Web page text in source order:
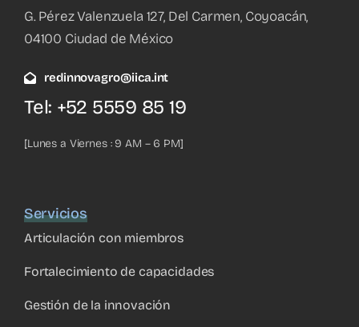
G. Pérez Valenzuela 127, Del Carmen, Coyoacán,
04100 Ciudad de México
redinnovagro@iica.int
Tel: +52 5559 85 19
[Lunes a Viernes : 9 AM – 6 PM]
Servicios
Articulación con miembros
Fortalecimiento de capacidades
Gestión de la innovación